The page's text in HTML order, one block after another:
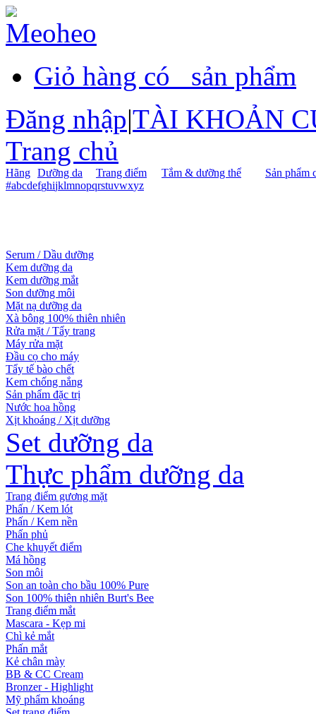
Giỏ hàng có
sản phẩm
Đăng nhập|TÀI KHOẢN
Trang chủ
Hãng Dưỡng da Trang điểm Tắm & dưỡng thể
Sản phẩm
#abcdefghijklmnopqrstuvwxyz
Serum / Dầu dưỡng
Kem dưỡng da
Kem dưỡng mắt
Son dưỡng môi
Mặt nạ dưỡng da
Xà bông 100% thiên nhiên
Rửa mặt / Tẩy trang
Máy rửa mặt
Đầu cọ cho máy
Tẩy tế bào chết
Kem chống nắng
Sản phẩm đặc trị
Nước hoa hồng
Xịt khoáng / Xịt dưỡng
Set dưỡng da
Thực phẩm dưỡng da
Trang điểm gương mặt
Phấn / Kem lót
Phấn / Kem nền
Phấn phủ
Che khuyết điểm
Má hồng
Son môi
Son an toàn cho bầu 100% Pure
Son 100% thiên nhiên Burt's Bee
Trang điểm mắt
Mascara - Kẹp mi
Chì kẻ mắt
Phấn mắt
Kẻ chân mày
BB & CC Cream
Bronzer - Highlight
Mỹ phẩm khoáng